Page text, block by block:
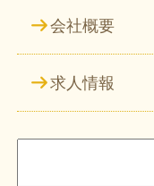
会社概要
求人情報